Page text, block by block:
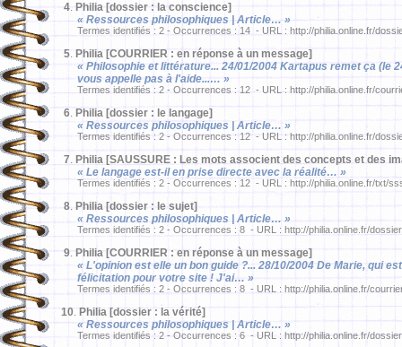
4. Philia [dossier : la conscience]
« Ressources philosophiques | Article… »
Termes identifiés : 2 - Occurrences : 14 - URL : http://philia.online.fr/
5. Philia [COURRIER : en réponse à un message]
« Philosophie et littérature... 24/01/2004 Kartapus remet ça (le
vous appelle pas à l'aide...… »
Termes identifiés : 2 - Occurrences : 12 - URL : http://philia.online.fr/
6. Philia [dossier : le langage]
« Ressources philosophiques | Article… »
Termes identifiés : 2 - Occurrences : 12 - URL : http://philia.online.fr/
7. Philia [SAUSSURE : Les mots associent des concepts et des
« Le langage est-il en prise directe avec la réalité… »
Termes identifiés : 2 - Occurrences : 12 - URL : http://philia.online.fr/txt/
8. Philia [dossier : le sujet]
« Ressources philosophiques | Article… »
Termes identifiés : 2 - Occurrences : 8 - URL : http://philia.online.fr/
9. Philia [COURRIER : en réponse à un message]
« L'opinion est elle un bon guide ?... 28/10/2004 De Marie, qui
félicitation pour votre site ! J'ai… »
Termes identifiés : 2 - Occurrences : 8 - URL : http://philia.online.fr/
10. Philia [dossier : la vérité]
« Ressources philosophiques | Article… »
Termes identifiés : 2 - Occurrences : 6 - URL : http://philia.online.fr/